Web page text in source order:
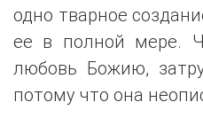
одно тварное
ее в полной мере.
любовь Божию,
потому что она